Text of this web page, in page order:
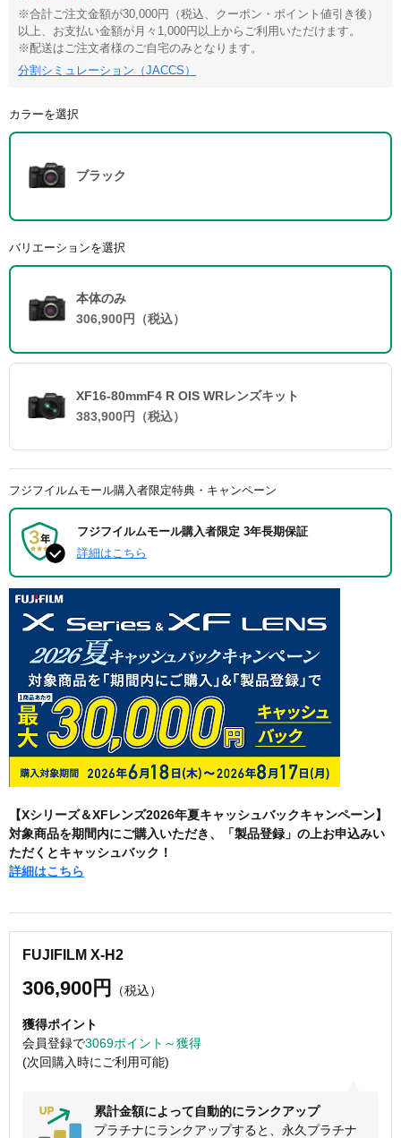
※合計ご注文金額が30,000円（税込、クーポン・ポイント値引き後）
以上、お支払い金額が月々1,000円以上からご利用いただけます。
※配送はご注文者様のご自宅のみとなります。
分割シミュレーション（JACCS）
カラーを選択
ブラック
バリエーションを選択
本体のみ
306,900円（税込）
XF16-80mmF4 R OIS WRレンズキット
383,900円（税込）
フジフイルムモール購入者限定特典・キャンペーン
フジフイルムモール購入者限定 3年長期保証
詳細はこちら
【Xシリーズ＆XFレンズ2026年夏キャッシュバックキャンペーン】
対象商品を期間内にご購入いただき、「製品登録」の上お申込みい
ただくとキャッシュバック！
詳細はこちら
FUJIFILM X-H2
306,900円 （税込）
獲得ポイント
会員登録で3069ポイント～獲得
(次回購入時にご利用可能)
累計金額によって自動的にランクアップ
プラチナにランクアップすると、永久プラチナ